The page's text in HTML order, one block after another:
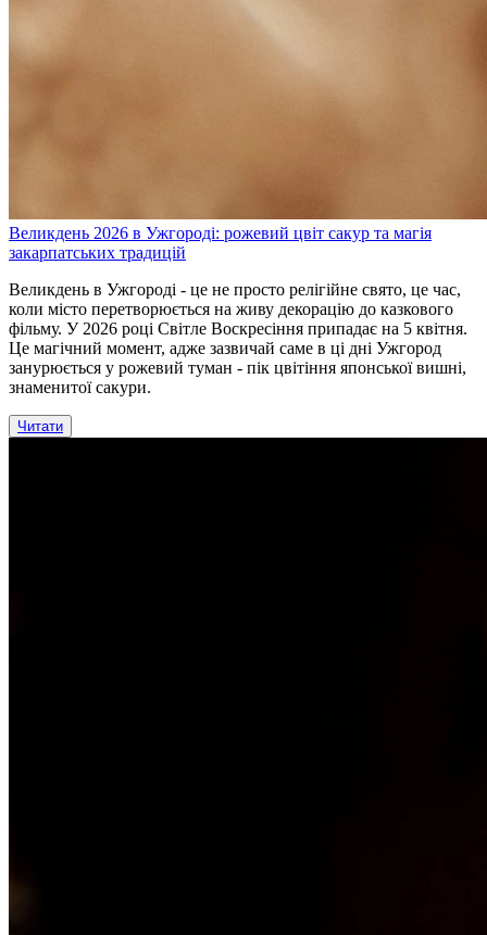
Великдень 2026 в Ужгороді: рожевий цвіт сакур та магія
закарпатських традицій
Великдень в Ужгороді - це не просто релігійне свято, це час,
коли місто перетворюється на живу декорацію до казкового
фільму. У 2026 році Світле Воскресіння припадає на 5 квітня.
Це магічний момент, адже зазвичай саме в ці дні Ужгород
занурюється у рожевий туман - пік цвітіння японської вишні,
знаменитої сакури.
Читати